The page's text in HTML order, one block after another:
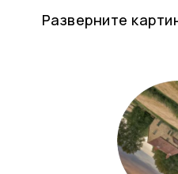
Разверните